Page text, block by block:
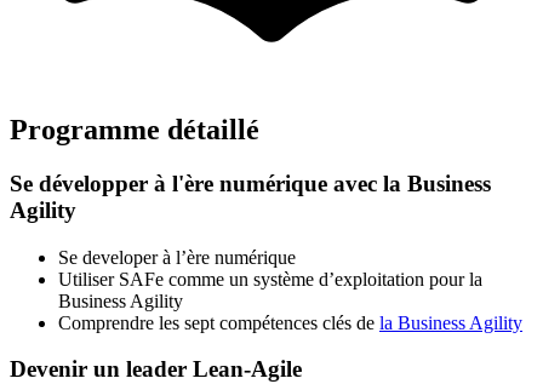
Programme détaillé
Se développer à l'ère numérique avec la Business
Agility
Se developer à l’ère numérique
Utiliser SAFe comme un système d’exploitation pour la
Business Agility
Comprendre les sept compétences clés de la Business Agility
Devenir un leader Lean-Agile